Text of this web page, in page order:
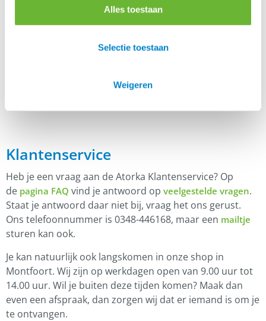
Alles toestaan
Selectie toestaan
Weigeren
Er zijn nog geen beoordelingen.
Klantenservice
Heb je een vraag aan de Atorka Klantenservice? Op
de pagina FAQ vind je antwoord op veelgestelde vragen.
Staat je antwoord daar niet bij, vraag het ons gerust.
Ons telefoonnummer is 0348-446168, maar een mailtje
sturen kan ook.
Je kan natuurlijk ook langskomen in onze shop in
Montfoort. Wij zijn op werkdagen open van 9.00 uur tot
14.00 uur. Wil je buiten deze tijden komen? Maak dan
even een afspraak, dan zorgen wij dat er iemand is om je
te ontvangen.